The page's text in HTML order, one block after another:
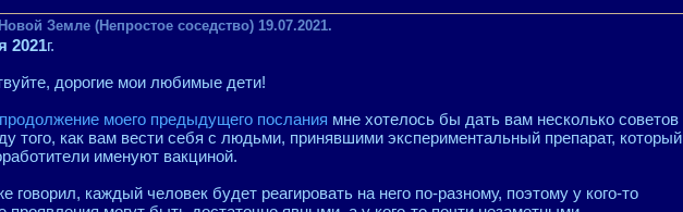
Земле (Непростое соседство) 19.07.2021.
2021г.
дорогие мои любимые дети!
моего предыдущего послания мне хотелось бы дать вам несколько советов
того, как вам вести себя с людьми, принявшими экспериментальный препарат, который
именуют вакциной.
говорил, каждый человек будет реагировать на него по-разному, поэтому у кого-то